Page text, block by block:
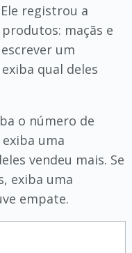
registrou a
maçãs e
um
qual deles
o número de
uma
vendeu mais. Se
exiba uma
empate.